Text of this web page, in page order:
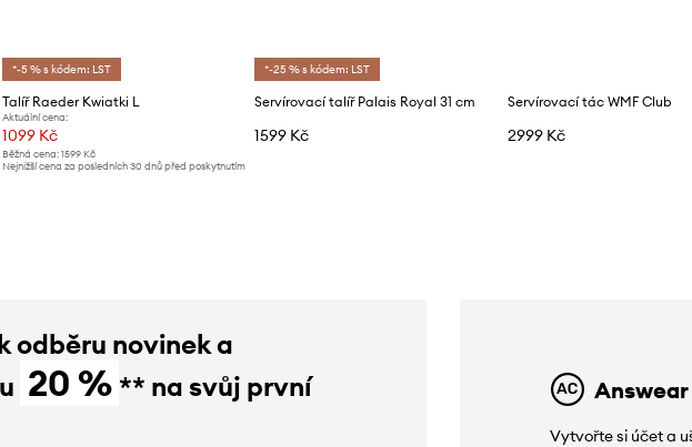
*-5 % s kódem: LST
Talíř Raeder Kwiatki L
Aktuální cena:
1099 Kč
Běžná cena:1599 Kč
Nejnižší cena za posledních 30 dnů před poskytnutím
*-25 % s kódem: LST
Servírovací talíř Palais Royal 31 cm
1599 Kč
Servírovací tác WMF Club
2999 Kč
odběru novinek a
20 % ** na svůj první
Vytvořte si účet a